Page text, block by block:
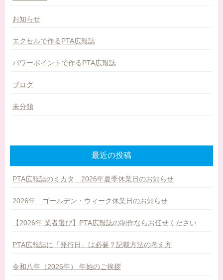
お知らせ
エクセルで作るPTA広報誌
パワーポイントで作るPTA広報誌
ブログ
未分類
最近の投稿
PTA広報誌のミカタ 2026年夏季休業日のお知らせ
2026年 ゴールデン・ウィーク休業日のお知らせ
【2026年 業者選び】PTA広報誌の制作ならお任せください
PTA広報誌に「発行日」は必要？記載方法の考え方
令和八年（2026年） 年始のご挨拶